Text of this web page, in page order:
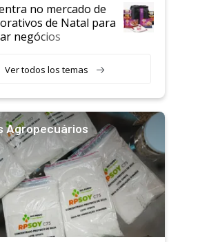
no mercado de
de Natal para
negócios
Ver todos los temas
Agropecuários